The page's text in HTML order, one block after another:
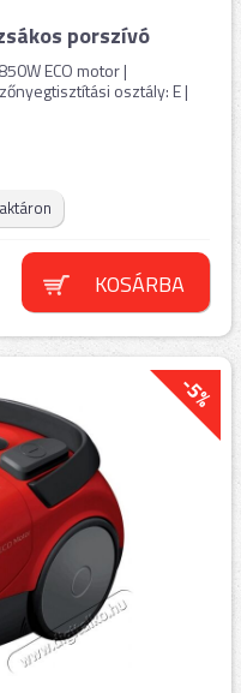
porszívó
ECO motor |
osztály: E |
KOSÁRBA
-5%